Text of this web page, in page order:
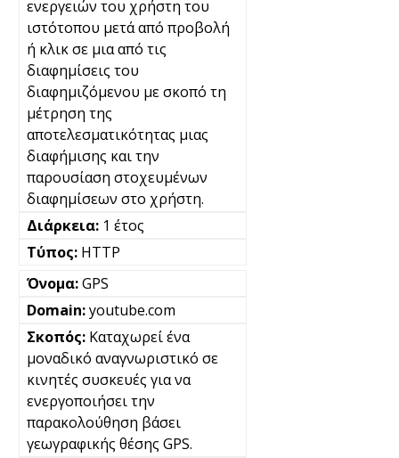
ενεργειών του χρήστη του
ιστότοπου μετά από προβολή
ή κλικ σε μια από τις
διαφημίσεις του
διαφημιζόμενου με σκοπό τη
μέτρηση της
αποτελεσματικότητας μιας
διαφήμισης και την
παρουσίαση στοχευμένων
διαφημίσεων στο χρήστη.
1 έτος
HTTP
GPS
youtube.com
Καταχωρεί ένα
μοναδικό αναγνωριστικό σε
κινητές συσκευές για να
ενεργοποιήσει την
παρακολούθηση βάσει
γεωγραφικής θέσης GPS.